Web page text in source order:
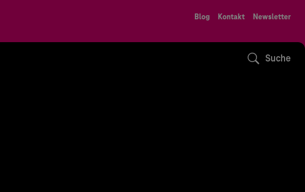
Blog Kontakt Newsletter
Suche